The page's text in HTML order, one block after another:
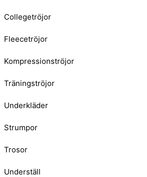
Collegetröjor
Fleecetröjor
Kompressionströjor
Träningströjor
Underkläder
Strumpor
Trosor
Underställ